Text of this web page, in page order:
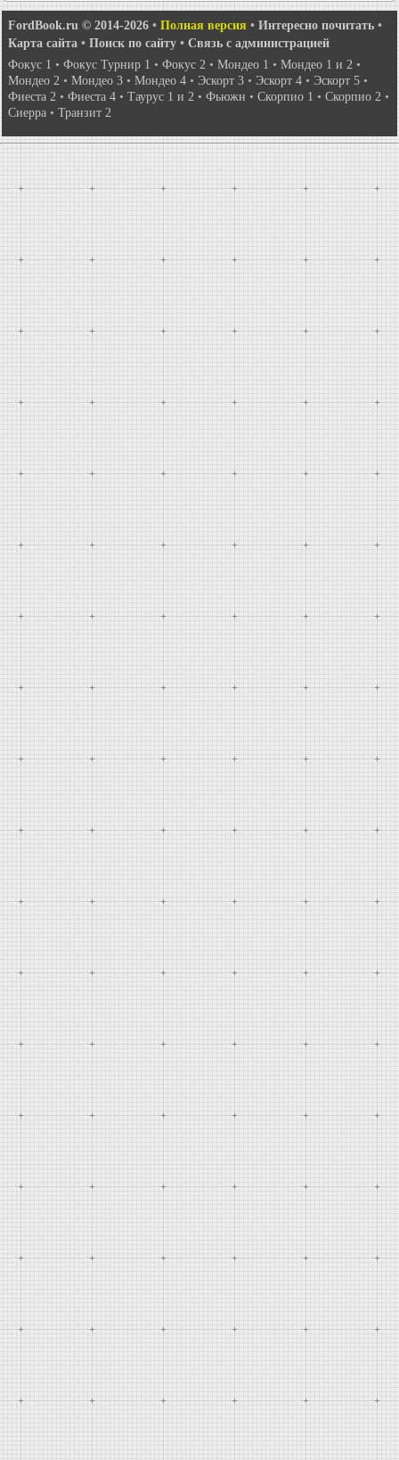
FordBook.ru © 2014-2026 • Полная версия • Интересно почитать •
Карта сайта • Поиск по сайту • Связь с администрацией
Фокус 1 • Фокус Турнир 1 • Фокус 2 • Мондео 1 • Мондео 1 и 2 •
Мондео 2 • Мондео 3 • Мондео 4 • Эскорт 3 • Эскорт 4 • Эскорт 5 •
Фиеста 2 • Фиеста 4 • Таурус 1 и 2 • Фьюжн • Скорпио 1 • Скорпио 2 •
Сиерра • Транзит 2